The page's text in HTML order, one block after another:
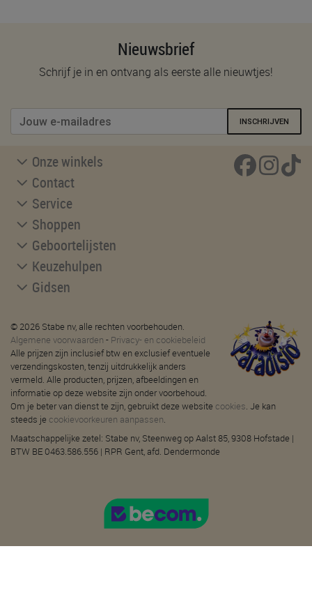
Nieuwsbrief
Schrijf je in en ontvang als eerste alle nieuwtjes!
INSCHRIJVEN
Onze winkels
Contact
Service
Shoppen
Geboortelijsten
Keuzehulpen
Gidsen
© 2026 Stabe nv, alle rechten voorbehouden.
Algemene voorwaarden - Privacy- en cookiebeleid
Alle prijzen zijn inclusief btw en exclusief eventuele
verzendingskosten, tenzij uitdrukkelijk anders
vermeld. Alle producten, prijzen, afbeeldingen en
informatie op deze website zijn onder voorbehoud.
Om je beter van dienst te zijn, gebruikt deze website cookies. Je kan
steeds je cookievoorkeuren aanpassen.
Maatschappelijke zetel: Stabe nv, Steenweg op Aalst 85, 9308 Hofstade |
BTW BE 0463.586.556 | RPR Gent, afd. Dendermonde